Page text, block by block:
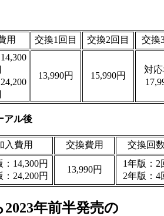
用 交換1回目 交換2回目 交換
13,990円 15,990円
対
アル後
入費用 交換費用 交換回
：14,300円
：24,200円
13,990円
1年版：2
2年版：4
2023年前半発売の